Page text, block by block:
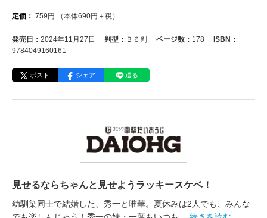
定価： 759 円 （本体690円＋税）
発売日： 2024年11月27日 判型： Ｂ６判 ページ数： 178
ISBN：
9784049160161
ポスト シェア 送る
見せるならちゃんと見せようラッキースケベ！
幼馴染同士で結婚した、秀一と唯華。夏休みは2人でも、みんな